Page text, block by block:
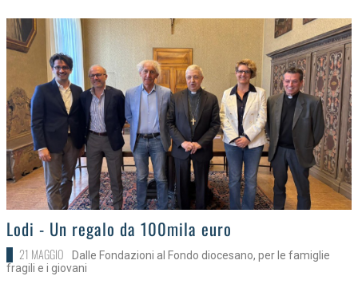
>Lodi - Un regalo da 100mila euro
21 MAGGIO
Dalle Fondazioni al Fondo diocesano, per le famiglie
fragili e i giovani